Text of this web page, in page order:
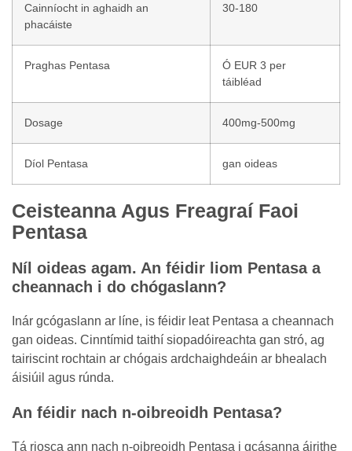
Cainníocht in aghaidh an
phacáiste
30-180
Praghas Pentasa
Ó EUR 3 per
táibléad
Dosage 400mg-500mg
Díol Pentasa gan oideas
Ceisteanna Agus Freagraí Faoi
Pentasa
Níl oideas agam. An féidir liom Pentasa a
cheannach i do chógaslann?
Inár gcógaslann ar líne, is féidir leat Pentasa a cheannach
gan oideas. Cinntímid taithí siopadóireachta gan stró, ag
tairiscint rochtain ar chógais ardchaighdeáin ar bhealach
áisiúil agus rúnda.
An féidir nach n-oibreoidh Pentasa?
Tá riosca ann nach n-oibreoidh Pentasa i gcásanna áirithe